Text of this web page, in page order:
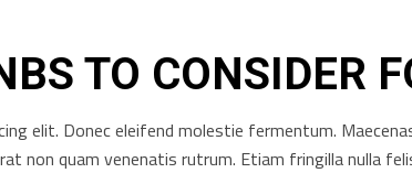
TO CONSIDER
elit. Donec eleifend molestie fermentum.
non quam venenatis rutrum. Etiam fringilla nulla